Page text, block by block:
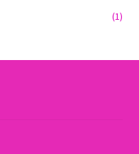
(1)